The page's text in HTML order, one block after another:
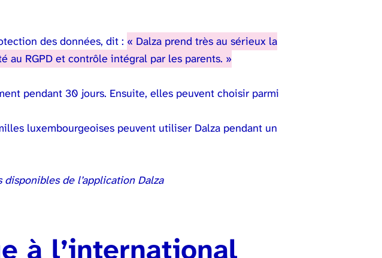
des données, dit : « Dalza prend très au sérieux la
au RGPD et contrôle intégral par les parents. »
pendant 30 jours. Ensuite, elles peuvent choisir parmi
luxembourgeoises peuvent utiliser Dalza pendant un
à l’international